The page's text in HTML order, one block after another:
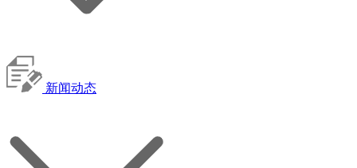
新闻动态